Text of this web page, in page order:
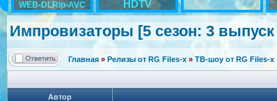
WEB-DLRip-AVC HDTV
Импровизаторы [5 сезон: 3 выпуск
Главная » Релизы от RG Files-x » ТВ-шоу от RG Files-x
Автор